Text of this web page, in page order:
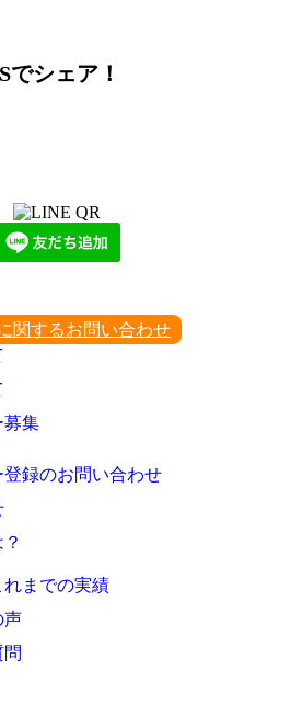
でシェア！
関するお問い合わせ
募集
録のお問い合わせ
までの実績
声